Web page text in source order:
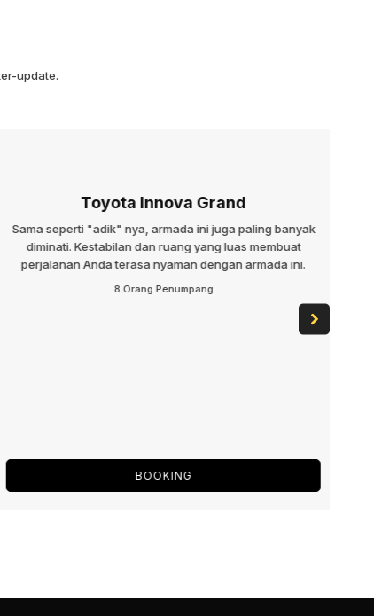
update.
Toyota Innova Grand
Sama seperti "adik" nya, armada ini juga paling banyak
diminati. Kestabilan dan ruang yang luas membuat
perjalanan Anda terasa nyaman dengan armada ini.
8 Orang Penumpang
BOOKING